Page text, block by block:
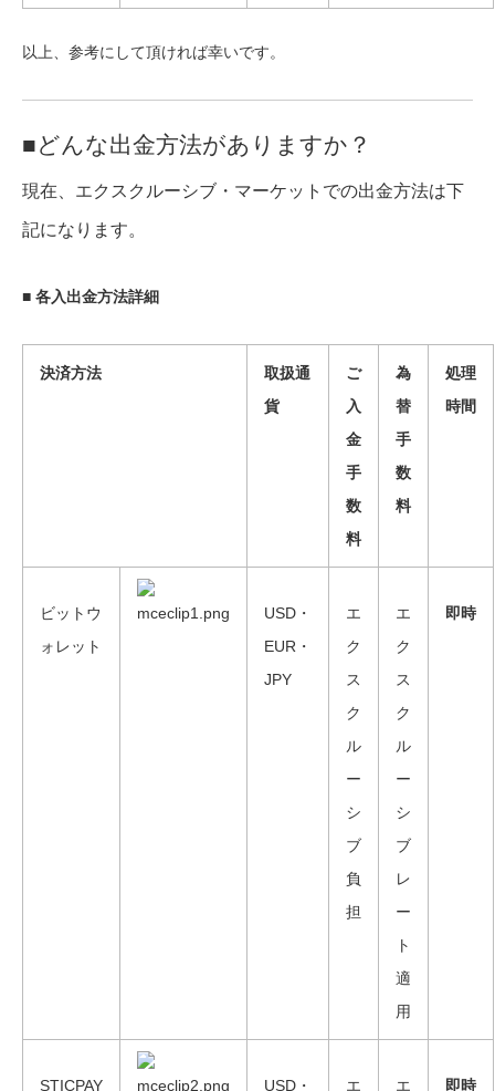
以上、参考にして頂ければ幸いです。
■どんな出金方法がありますか？
現在、エクスクルーシブ・マーケットでの出金方法は下
記になります。
■ 各入出金方法詳細
決済方法
取扱通
貨
ご
入
金
手
数
料
為
替
手
数
料
処理
時間
ビットウ
ォレット
USD・
EUR・
JPY
エ
ク
ス
ク
ル
ー
シ
ブ
負
担
エ
ク
ス
ク
ル
ー
シ
ブ
レ
ー
ト
適
用
即時
STICPAY USD・ エ エ 即時